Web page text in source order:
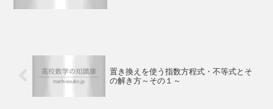
置き換えを使う指数方程式・不等式とそ
の解き方～その１～